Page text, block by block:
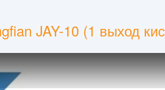
JAY-10 (1 выход